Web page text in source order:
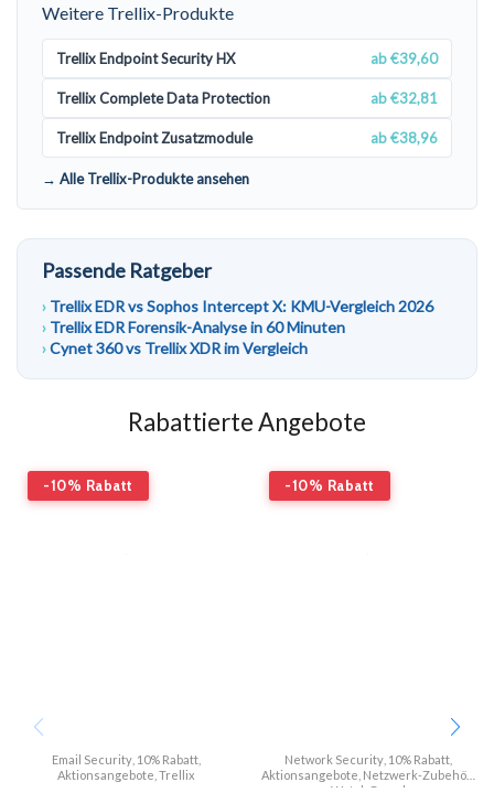
Weitere Trellix-Produkte
Trellix Endpoint Security HX ab €39,60
Trellix Complete Data Protection ab €32,81
Trellix Endpoint Zusatzmodule ab €38,96
→ Alle Trellix-Produkte ansehen
Passende Ratgeber
Trellix EDR vs Sophos Intercept X: KMU-Vergleich 2026
Trellix EDR Forensik-Analyse in 60 Minuten
Cynet 360 vs Trellix XDR im Vergleich
Rabattierte Angebote
-10% Rabatt
Email Security 10% Rabatt
Aktionsangebote Trellix
-10% Rabatt
Network Security, 10% Rabatt,
Aktionsangebote Netzwerk-Zubehör